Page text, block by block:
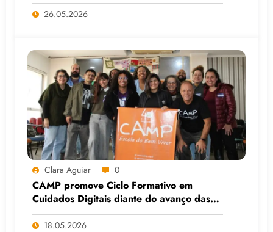
Viamão (RS)
26.05.2026
Clara Aguiar 0
CAMP promove Ciclo Formativo em
Cuidados Digitais diante do avanço das
Big Techs e da IA
18.05.2026